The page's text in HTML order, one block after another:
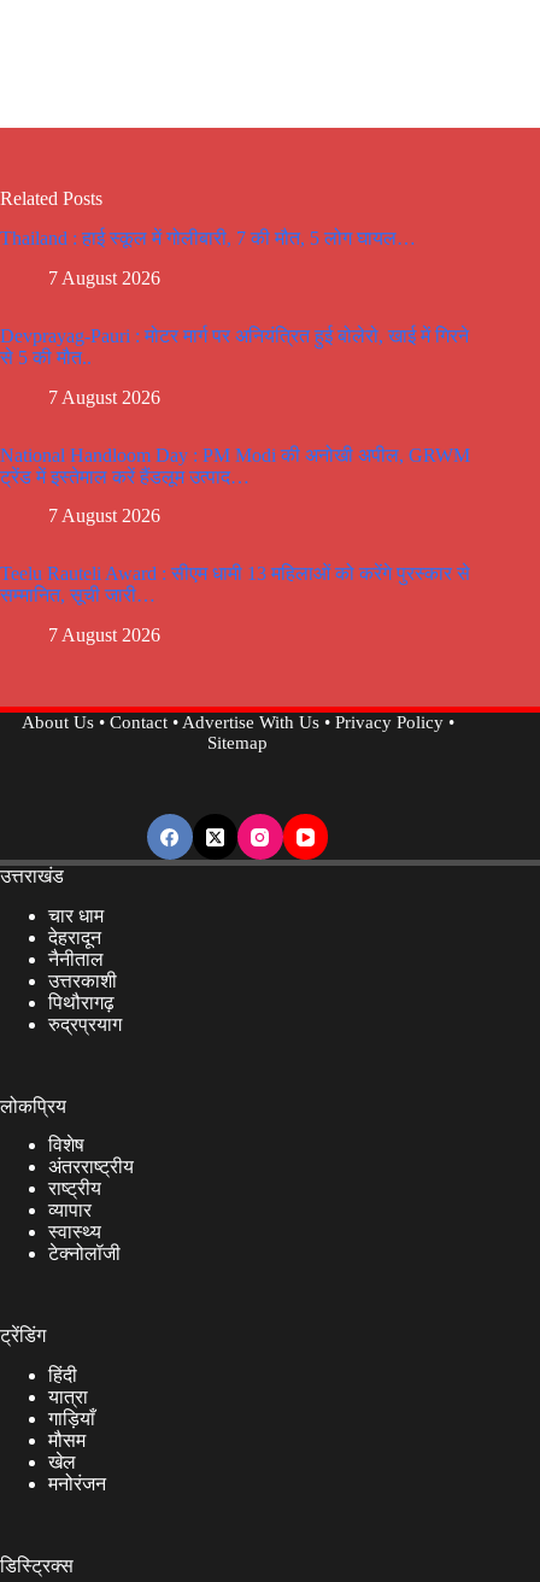
Related Posts
Thailand : हाई स्कूल में गोलीबारी, 7 की मौत, 5 लोग घायल…
7 August 2026
Devprayag-Pauri : मोटर मार्ग पर अनियंत्रित हुई बोलेरो, खाई में गिरने
से 5 की मौत..
7 August 2026
National Handloom Day : PM Modi की अनोखी अपील, GRWM
ट्रेंड में इस्तेमाल करें हैंडलूम उत्पाद…
7 August 2026
Teelu Rauteli Award : सीएम धामी 13 महिलाओं को करेंगे पुरस्कार से
सम्मानित, सूची जारी…
7 August 2026
About Us• Contact•Advertise With Us• Privacy Policy•
Sitemap
उत्तराखंड
चार धाम
देहरादून
नैनीताल
उत्तरकाशी
पिथौरागढ़
रुद्रप्रयाग
लोकप्रिय
विशेष
अंतरराष्ट्रीय
राष्ट्रीय
व्यापार
स्वास्थ्य
टेक्नोलॉजी
ट्रेंडिंग
हिंदी
यात्रा
गाड़ियाँ
मौसम
खेल
मनोरंजन
डिस्ट्रिक्स